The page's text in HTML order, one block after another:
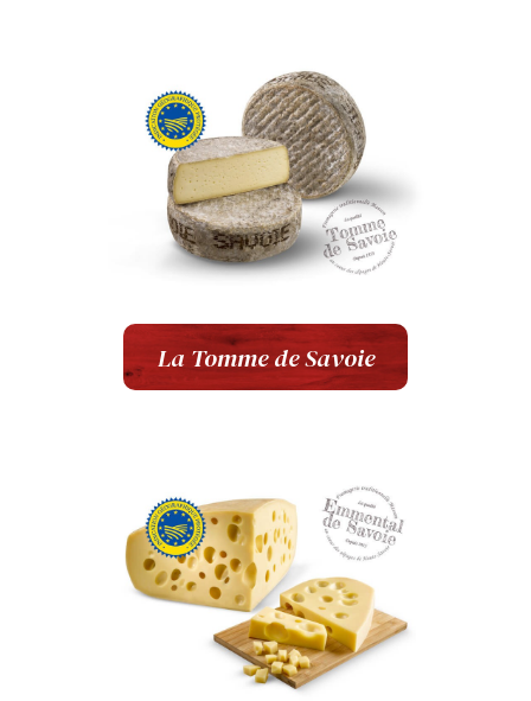
La Tomme de Savoie